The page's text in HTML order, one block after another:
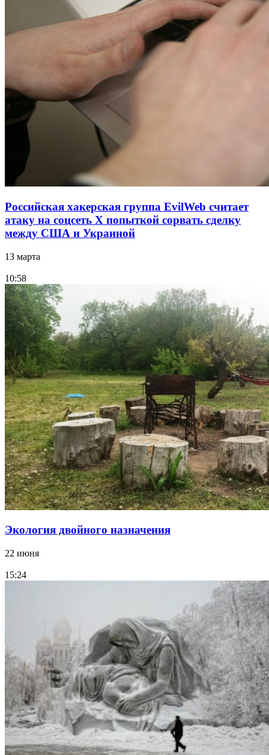
Российская хакерская группа EvilWeb считает
атаку на соцсеть Х попыткой сорвать сделку
между США и Украиной
13 марта
10:58
Экология двойного назначения
22 июня
15:24